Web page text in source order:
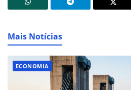
Mais Notícias
ECONOMIA